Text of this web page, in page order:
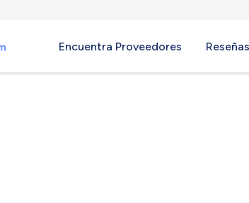
Encuentra Proveedores Reseñas